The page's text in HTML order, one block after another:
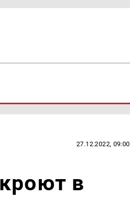
27.12.2022, 09:00
в